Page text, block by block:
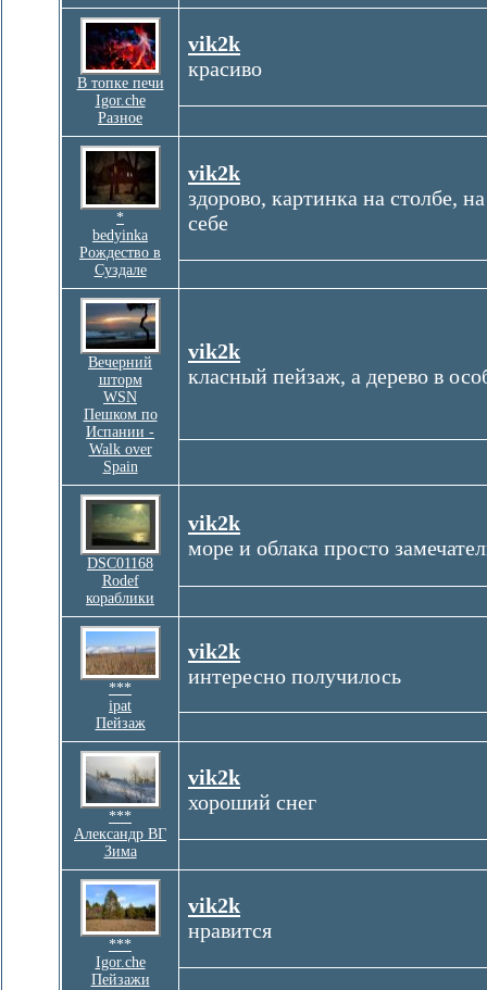
В топке печи
Igor.che
Разное
vik2k
красиво
*
bedyinka
Рождество в
Суздале
vik2k
здорово, картинка на столбе,
себе
Вечерний
шторм
WSN
Пешком по
Испании -
Walk over
Spain
vik2k
класный пейзаж, а дерево в
DSC01168
Rodef
кораблики
vik2k
море и облака просто
***
ipat
Пейзаж
vik2k
интересно получилось
***
Александр ВГ
Зима
vik2k
хороший снег
***
Igor.che
Пейзажи
vik2k
нравится